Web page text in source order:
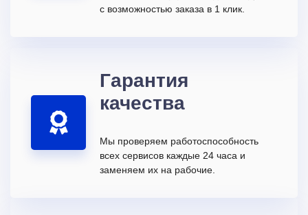
с возможностью заказа в 1 клик.
Гарантия
качества
Мы проверяем работоспособность
всех сервисов каждые 24 часа и
заменяем их на рабочие.